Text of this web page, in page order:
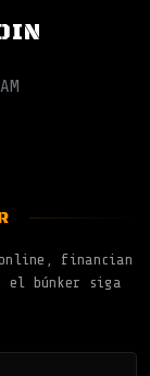
online, financian
el búnker siga